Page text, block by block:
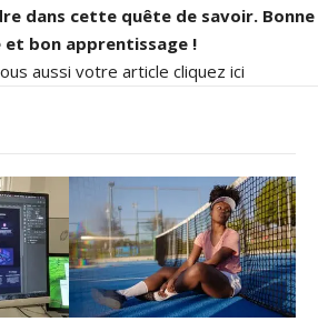
dans cette quête de savoir. Bonne
et bon apprentissage !
aussi votre article cliquez ici